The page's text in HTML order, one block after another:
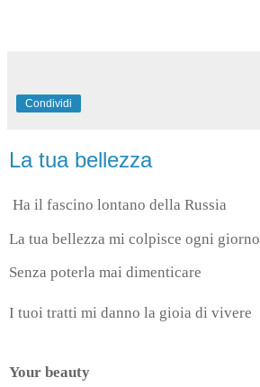
Condividi
La tua bellezza
Ha il fascino lontano della Russia
La tua bellezza mi colpisce ogni giorno
Senza poterla mai dimenticare
I tuoi tratti mi danno la gioia di vivere
Your beauty